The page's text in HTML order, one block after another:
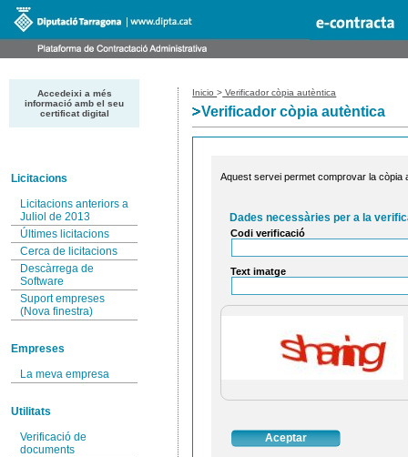
Accedeixi a més
informació amb el seu
certificat digital
Licitacions
Licitacions anteriors a
Juliol de 2013
Últimes licitacions
Cerca de licitacions
Descàrrega de
Software
Suport empreses
(Nova finestra)
Empreses
La meva empresa
Utilitats
Verificació de
documents
Inicio> Verificador còpia autèntica
Verificador còpia autèntica
Aquest servei permet comprovar la còpia
Dades necessàries per a la
Codi verificació
Text imatge